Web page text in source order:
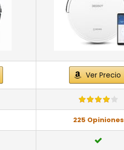
Ver Precio
225 Opiniones